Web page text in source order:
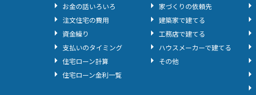
お金の話いろいろ
注文住宅の費用
資金繰り
支払いのタイミング
住宅ローン計算
住宅ローン金利一覧
家づくりの依頼先
建築家で建てる
工務店で建てる
ハウスメーカーで建てる
その他